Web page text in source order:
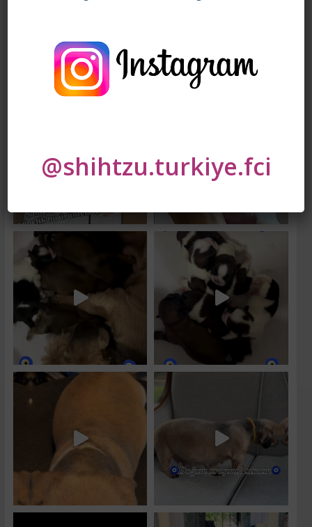
Bu tutkuyu 30 yili askin suredir surdurmekten
duydugum mutlulukla
Turkiye'de Tarım ve Orman
Bakanlığı Onayli TEK Shihtzu Yetistiricisi
@shihtzu.turkiye.fci